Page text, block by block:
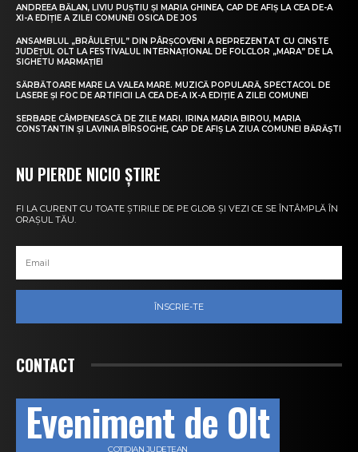
ANDREEA BĂLAN, LIVIU PUȘTIU ȘI MARIA GHINEA, CAP DE AFIȘ LA CEA DE-A
XI-A EDIȚIE A ZILEI COMUNEI OSICA DE JOS
ANSAMBLUL „BRÂULEȚUL” DIN PÂRȘCOVENI A REPREZENTAT CU CINSTE
JUDEȚUL OLT LA FESTIVALUL INTERNAȚIONAL DE FOLCLOR „MARA” DE LA
SIGHETU MARMAȚIEI
SĂRBĂTOARE MARE LA VALEA MARE. MUZICĂ POPULARĂ, SPECTACOL DE
LASERE ȘI FOC DE ARTIFICII LA CEA DE-A IX-A EDIȚIE A ZILEI COMUNEI
SERBARE CÂMPENEASCĂ DE ZILE MARI. IRINA MARIA BIROU, MARIA
CONSTANTIN ȘI LAVINIA BÎRSOGHE, CAP DE AFIȘ LA ZIUA COMUNEI BĂRĂȘTI
NU PIERDE NICIO ȘTIRE
FI LA CURENT CU TOATE ȘTIRILE DE PE GLOB ȘI VEZI CE SE ÎNTÂMPLĂ ÎN
ORAȘUL TĂU.
ÎNSCRIE-TE
CONTACT
Eveniment de Olt
COTIDIAN JUDEȚEAN